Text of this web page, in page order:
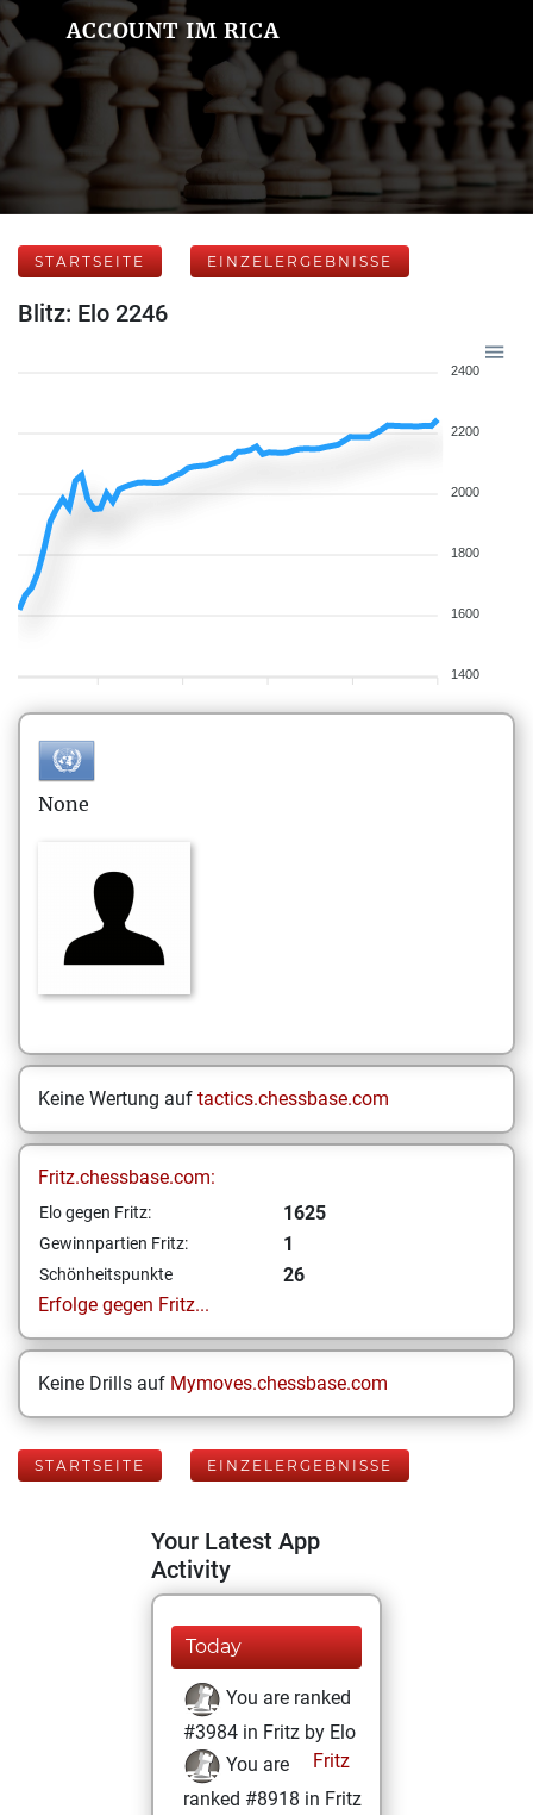
ACCOUNT IM RICA
STARTSEITE EINZELERGEBNISSE
Blitz: Elo 2246
2400
2200
2000
1800
1600
1400
None
Keine Wertung auf tactics.chessbase.com
Fritz.chessbase.com:
Elo gegen Fritz: 1625
Gewinnpartien Fritz: 1
Schönheitspunkte
26
Erfolge gegen Fritz...
Keine Drills auf Mymoves.chessbase.com
STARTSEITE EINZELERGEBNISSE
Your Latest App
Activity
Today
You are ranked
#3984 in Fritz by Elo
Fritz
You are
ranked #8918 in Fritz